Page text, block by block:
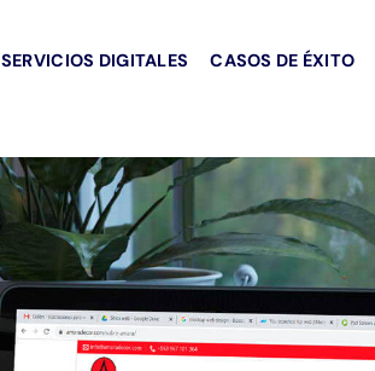
SERVICIOS DIGITALES CASOS DE ÉXITO